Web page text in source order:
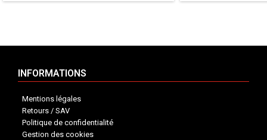
INFORMATIONS
Mentions légales
Retours / SAV
Politique de confidentialité
Gestion des cookies